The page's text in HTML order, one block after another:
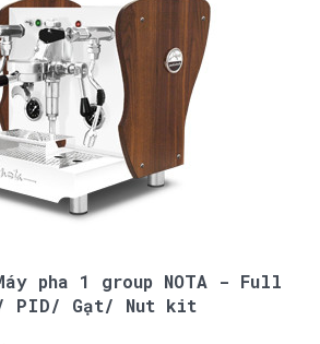
pha 1 group NOTA - Full
PID/ Gạt/ Nut kit